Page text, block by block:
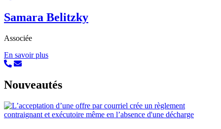
Samara Belitzky
Associée
En savoir plus
Nouveautés